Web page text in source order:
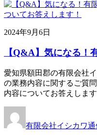
2024年9月6日
【Q&A】気になる！
愛知県額田郡の有限会社
の業務内容に関するご質
内容についてお答えしま
有限会社イシカワ通